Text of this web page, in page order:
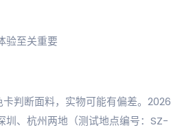
验至关重要
判断面料，实物可能有偏差。2026
圳、杭州两地（测试地点编号：SZ-